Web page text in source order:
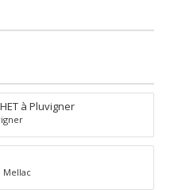
à Pluvigner
Mellac